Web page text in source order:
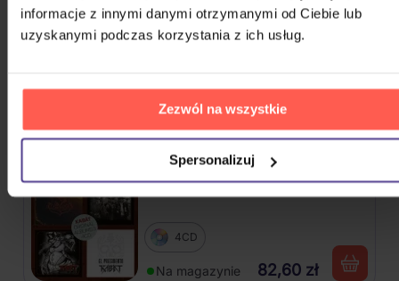
informacje z innymi danymi otrzymanymi od Ciebie lub
uzyskanymi podczas korzystania z ich usług.
Zezwól na wszystkie
Spersonalizuj
Harlej: Best Of 30 let (2006 -
CD
Na magazynie 54,40 zł
Kabát: Original Albums Vol.3
4CD
Na magazynie 82,60 zł